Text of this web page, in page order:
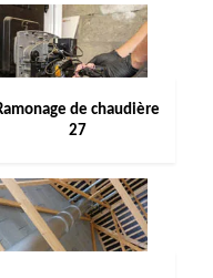
de chaudière
27